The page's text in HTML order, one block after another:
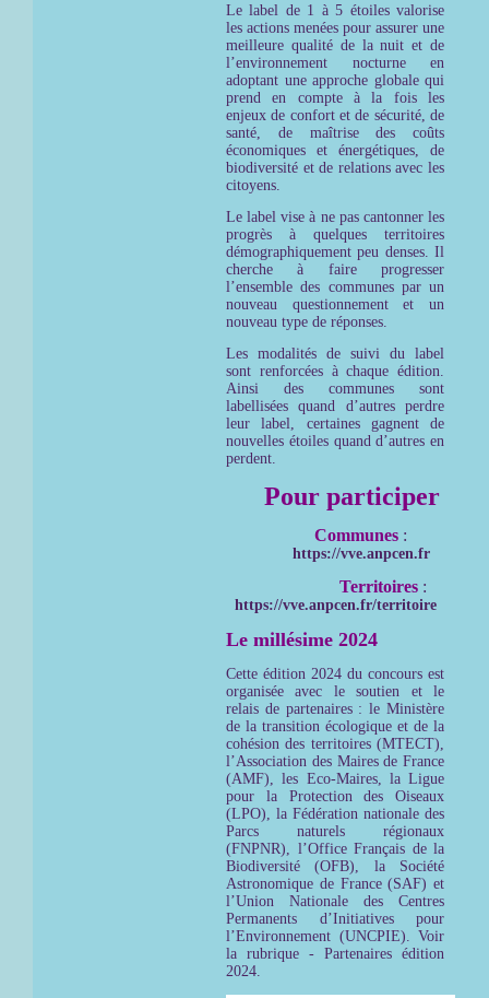
Le label de 1 à 5 étoiles valorise
les actions menées pour assurer une
meilleure qualité de la nuit et de
l’environnement nocturne en
adoptant une approche globale qui
prend en compte à la fois les
enjeux de confort et de sécurité, de
santé, de maîtrise des coûts
économiques et énergétiques, de
biodiversité et de relations avec les
citoyens.
Le label vise à ne pas cantonner les
progrès à quelques territoires
démographiquement peu denses. Il
cherche à faire progresser
l’ensemble des communes par un
nouveau questionnement et un
nouveau type de réponses.
Les modalités de suivi du label
sont renforcées à chaque édition.
Ainsi des communes sont
labellisées quand d’autres perdre
leur label, certaines gagnent de
nouvelles étoiles quand d’autres en
perdent.
Pour participer
Communes :
https://vve.anpcen.fr
Territoires :
https://vve.anpcen.fr/territoire
Le millésime 2024
Cette édition 2024 du concours est
organisée avec le soutien et le
relais de partenaires : le Ministère
de la transition écologique et de la
cohésion des territoires (MTECT),
l’Association des Maires de France
(AMF), les Eco-Maires, la Ligue
pour la Protection des Oiseaux
(LPO), la Fédération nationale des
Parcs naturels régionaux
(FNPNR), l’Office Français de la
Biodiversité (OFB), la Société
Astronomique de France (SAF) et
l’Union Nationale des Centres
Permanents d’Initiatives pour
l’Environnement (UNCPIE). Voir
la rubrique - Partenaires édition
2024.